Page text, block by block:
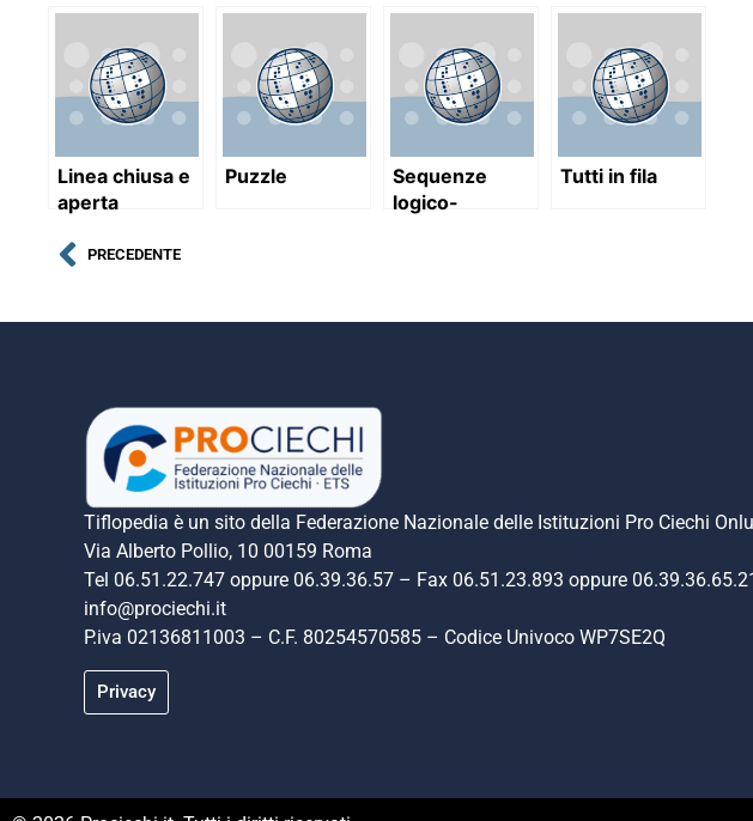
Linea chiusa e
aperta
Puzzle
Sequenze
logico-
Tutti in fila
PRECEDENTE
Tiflopedia è un sito della Federazione Nazionale delle Istituzioni Pro Ciechi
Via Alberto Pollio, 10 00159 Roma
Tel 06.51.22.747 oppure 06.39.36.57 – Fax 06.51.23.893 oppure 06.39.36.65.21
info@prociechi.it
P.iva 02136811003 – C.F. 80254570585 – Codice Univoco WP7SE2Q
Privacy